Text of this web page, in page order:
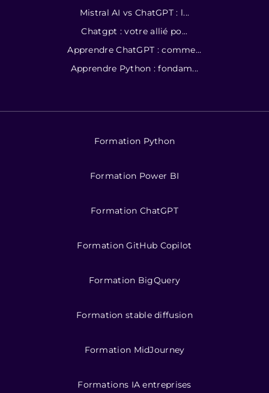
Mistral AI vs ChatGPT : l...
Chatgpt : votre allié po...
Apprendre ChatGPT : comme...
Apprendre Python : fondam...
Formation Python
Formation Power BI
Formation ChatGPT
Formation GitHub Copilot
Formation BigQuery
Formation stable diffusion
Formation MidJourney
Formations IA entreprises